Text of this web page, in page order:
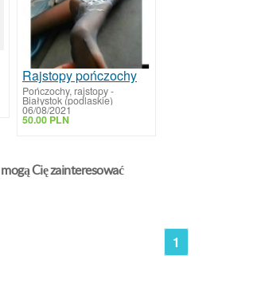
Rajstopy pończochy
Pończochy, rajstopy-
Białystok (podlaskie)
06/08/2021
50.00 PLN
Cię zainteresować
1